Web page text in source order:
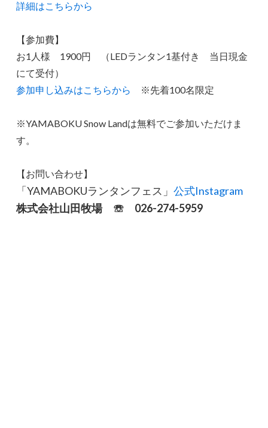
詳細はこちらから
【参加費】
お1人様 1900円 （LEDランタン1基付き 当日現金
にて受付）
参加申し込みはこちらから
※先着100名限定
※YAMABOKU Snow Landは無料でご参加いただけま
す。
【お問い合わせ】
「YAMABOKUランタンフェス」公式Instagram
株式会社山田牧場 ☏ 026-274-5959